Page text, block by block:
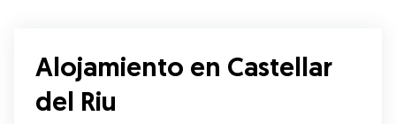
Alojamiento en Castellar
del Riu